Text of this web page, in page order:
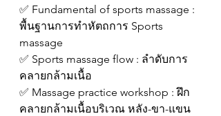
✅ Fundamental of sports massage :
พื้นฐานการทำหัตถการ Sports
massage
✅ Sports massage flow : ลำดับการ
คลายกล้ามเนื้อ
✅ Massage practice workshop : ฝึก
คลายกล้ามเนื้อบริเวณ หลัง-ขา-แขน